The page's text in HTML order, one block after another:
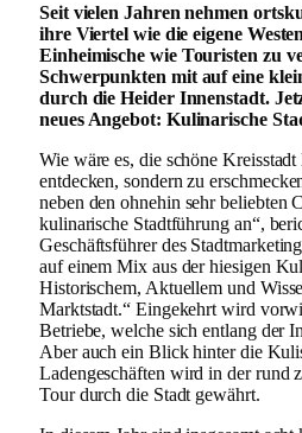
Seit vielen Jahren nehmen
ihre Viertel wie die eigene
Einheimische wie Touristen zu
Schwerpunkten mit auf eine
durch die Heider Innenstadt.
neues Angebot: Kulinarische
Wie wäre es, die schöne
entdecken, sondern zu
neben den ohnehin sehr beliebten
kulinarische Stadtführung an“,
Geschäftsführer des
auf einem Mix aus der hiesigen
Historischem, Aktuellem und
Marktstadt.“ Eingekehrt wird
Betriebe, welche sich entlang der
Aber auch ein Blick hinter die
Ladengeschäften wird in der rund
Tour durch die Stadt gewährt.